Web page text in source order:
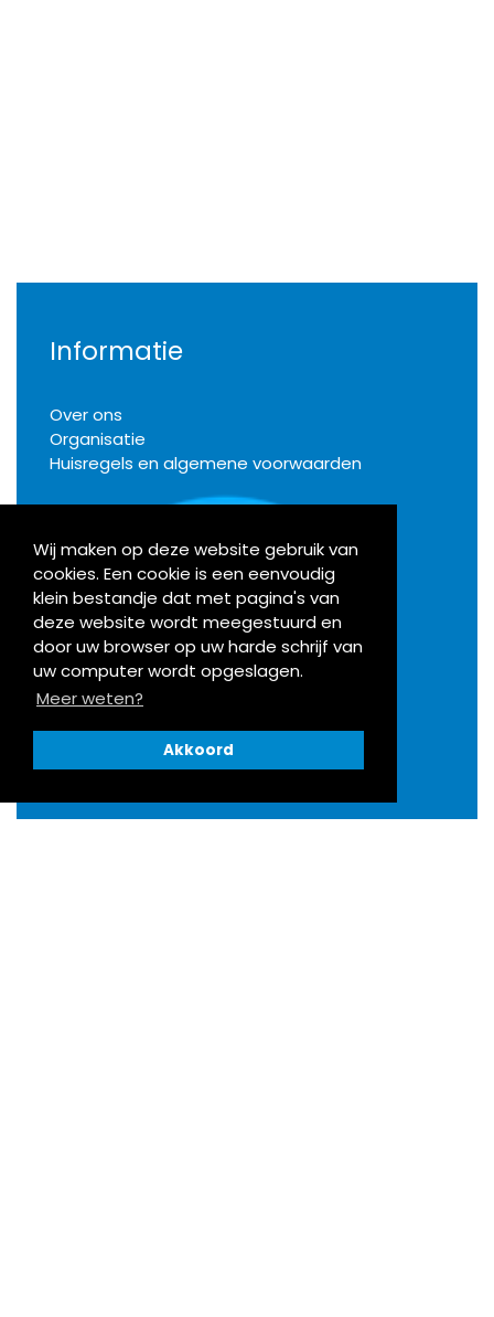
Wij maken op deze website gebruik van
cookies. Een cookie is een eenvoudig
klein bestandje dat met pagina's van
deze website wordt meegestuurd en
door uw browser op uw harde schrijf van
uw computer wordt opgeslagen.
Meer weten?
Akkoord
Informatie
Over ons
Organisatie
Huisregels en algemene voorwaarden
Klachten
Activiteiten